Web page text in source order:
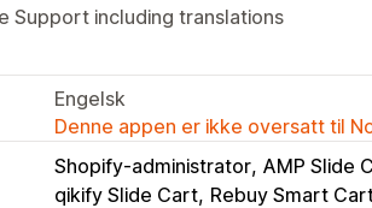
Support including translations
Engelsk
Denne appen er ikke oversatt til
Shopify-administrator AMP Slide
qikify Slide Cart Rebuy Smart